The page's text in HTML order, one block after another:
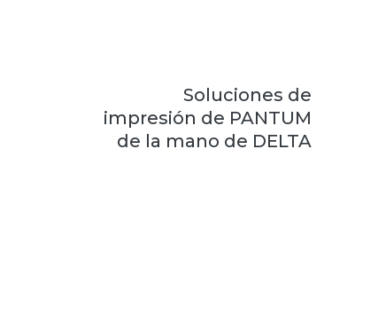
Soluciones de
impresión de PANTUM
de la mano de DELTA